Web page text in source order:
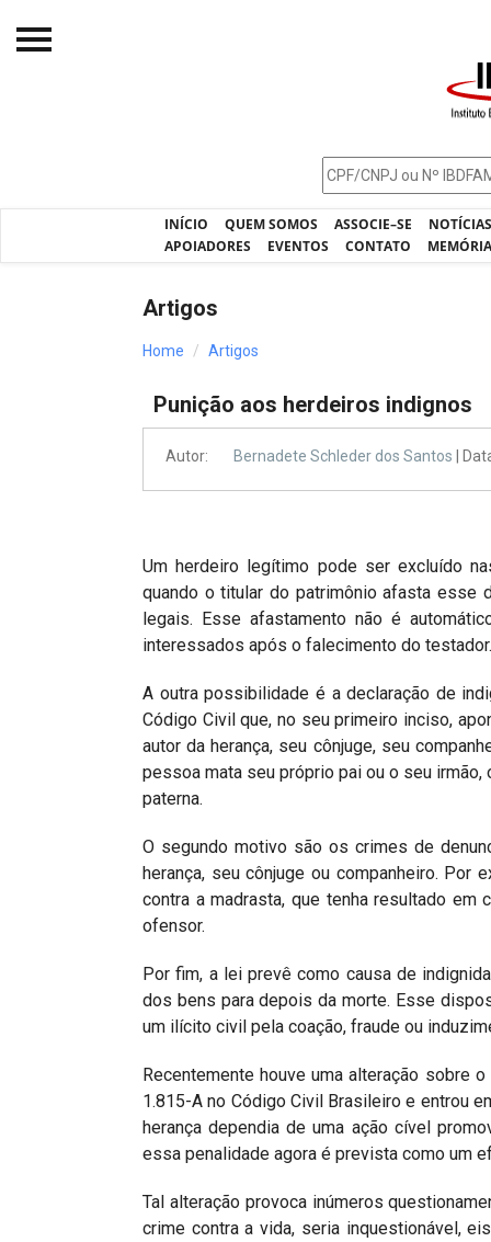
INÍCIO QUEM SOMOS ASSOCIE–SE
APOIADORES
EVENTOS CONTATO
Processos - IBDFAM
Alienação Parental
Artigos
Home Artigos
Punição aos herdeiros indignos
Autor: Bernadete Schleder dos Santos |
Um herdeiro legítimo pode ser excluído
quando o titular do patrimônio afasta esse
legais. Esse afastamento não é
interessados após o falecimento do testador.
A outra possibilidade é a declaração de
Código Civil que, no seu primeiro inciso,
autor da herança, seu cônjuge, seu
pessoa mata seu próprio pai ou o seu irmão,
paterna.
O segundo motivo são os crimes de
herança, seu cônjuge ou companheiro. Por
contra a madrasta, que tenha resultado
ofensor.
Por fim, a lei prevê como causa de
dos bens para depois da morte. Esse
um ilícito civil pela coação, fraude ou
Recentemente houve uma alteração sobre
1.815-A no Código Civil Brasileiro e entrou
herança dependia de uma ação cível
essa penalidade agora é prevista como um
Tal alteração provoca inúmeros
crime contra a vida, seria inquestionável,